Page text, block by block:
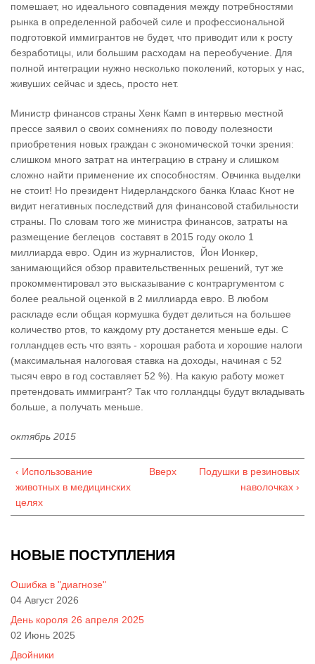
помешает, но идеального совпадения между потребностями
рынка в определенной рабочей силе и профессиональной
подготовкой иммигрантов не будет, что приводит или к росту
безработицы, или большим расходам на переобучение. Для
полной интеграции нужно несколько поколений, которых у нас,
живуших сейчас и здесь, просто нет.
Министр финансов страны Хенк Камп в интервью местной
прессе заявил о своих сомнениях по поводу полезности
приобретения новых граждан с экономической точки зрения:
слишком много затрат на интеграцию в страну и слишком
сложно найти применение их способностям. Овчинка выделки
не стоит! Но президент Нидерландского банка Клаас Кнот не
видит негативных последствий для финансовой стабильности
страны. По словам того же министра финансов, затраты на
размещение беглецов составят в 2015 году около 1
миллиарда евро. Один из журналистов, Йон Ионкер,
занимающийся обзор правительственных решений, тут же
прокомментировал это высказывание с контраргументом с
более реальной оценкой в 2 миллиарда евро. В любом
раскладе если общая кормушка будет делиться на большее
количество ртов, то каждому рту достанется меньше еды. С
голландцев есть что взять - хорошая работа и хорошие налоги
(максимальная налоговая ставка на доходы, начиная с 52
тысяч евро в год составляет 52 %). На какую работу может
претендовать иммигрант? Так что голландцы будут вкладывать
больше, а получать меньше.
октябрь 2015
‹ Использование
животных в медицинских
целях
Вверх
Подушки в резиновых
наволочках ›
НОВЫЕ ПОСТУПЛЕНИЯ
Ошибка в "диагнозе"
04 Август 2026
День короля 26 апреля 2025
02 Июнь 2025
Двойники